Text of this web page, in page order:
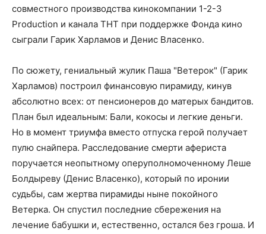
совместного производства кинокомпании 1-2-3
Production и канала ТНТ при поддержке Фонда кино
сыграли Гарик Харламов и Денис Власенко.
По сюжету, гениальный жулик Паша "Ветерок" (Гарик
Харламов) построил финансовую пирамиду, кинув
абсолютно всех: от пенсионеров до матерых бандитов.
План был идеальным: Бали, кокосы и легкие деньги.
Но в момент триумфа вместо отпуска герой получает
пулю снайпера. Расследование смерти афериста
поручается неопытному оперуполномоченному Леше
Болдыреву (Денис Власенко), который по иронии
судьбы, сам жертва пирамиды ныне покойного
Ветерка. Он спустил последние сбережения на
лечение бабушки и, естественно, остался без гроша. И